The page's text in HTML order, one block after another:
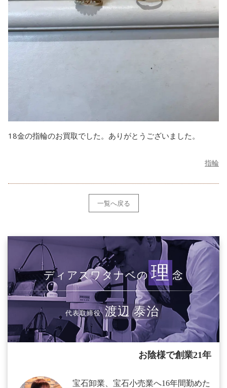
18金の指輪のお買取でした。ありがとうございました。
指輪
一覧へ戻る
ディアスワタナベの 理 念
代表取締役 渡辺 泰治
お陰様で創業21年
宝石卸業、宝石小売業へ16年間勤めた